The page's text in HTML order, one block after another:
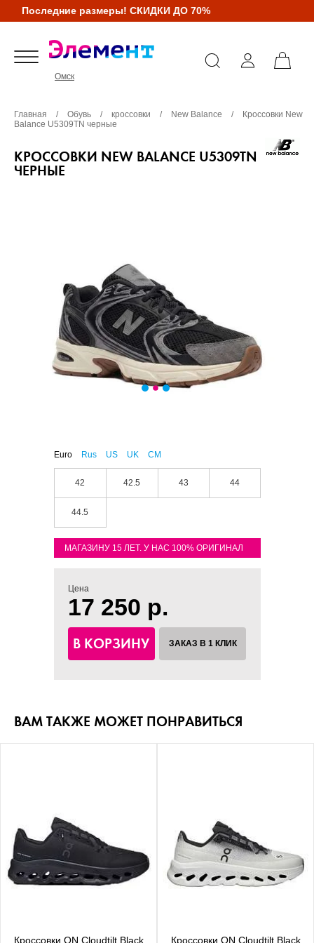
Последние размеры! СКИДКИ ДО 70%
Омск
Главная / Обувь / кроссовки / New Balance /
Кроссовки New
Balance U5309TN черные
КРОССОВКИ NEW BALANCE U5309TN
ЧЕРНЫЕ
Euro Rus US UK CM
42 42.5 43 44
44.5
МАГАЗИНУ 15 ЛЕТ. У НАС 100% ОРИГИНАЛ
Цена
17 250 р.
В КОРЗИНУ ЗАКАЗ В 1 КЛИК
ВАМ ТАКЖЕ МОЖЕТ ПОНРАВИТЬСЯ
Кроссовки ON Cloudtilt Black Кроссовки ON Cloudtilt Black